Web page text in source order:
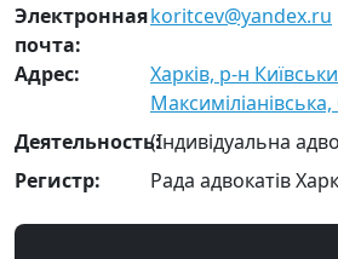
Электронная
почта:
koritcev@yandex.ru
Адрес:
Харків, р-н
Максиміліанівська,
Деятельность:(Індивідуальна
Регистр:
Рада адвокатів